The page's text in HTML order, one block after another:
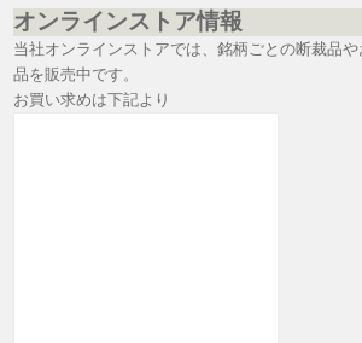
オンラインストア情報
当社オンラインストアでは、銘柄ごとの断裁品
品を販売中です。
お買い求めは下記より